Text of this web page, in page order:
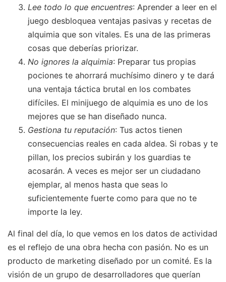
Lee todo lo que encuentres: Aprender a leer en el
juego desbloquea ventajas pasivas y recetas de
alquimia que son vitales. Es una de las primeras
cosas que deberías priorizar.
No ignores la alquimia: Preparar tus propias
pociones te ahorrará muchísimo dinero y te dará
una ventaja táctica brutal en los combates
difíciles. El minijuego de alquimia es uno de los
mejores que se han diseñado nunca.
Gestiona tu reputación: Tus actos tienen
consecuencias reales en cada aldea. Si robas y te
pillan, los precios subirán y los guardias te
acosarán. A veces es mejor ser un ciudadano
ejemplar, al menos hasta que seas lo
suficientemente fuerte como para que no te
importe la ley.
Al final del día, lo que vemos en los datos de actividad
es el reflejo de una obra hecha con pasión. No es un
producto de marketing diseñado por un comité. Es la
visión de un grupo de desarrolladores que querían